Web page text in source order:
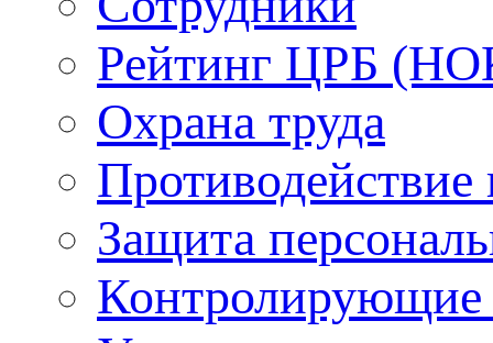
Рейтинг ЦРБ
Охрана труда
Защита
Контролирующие